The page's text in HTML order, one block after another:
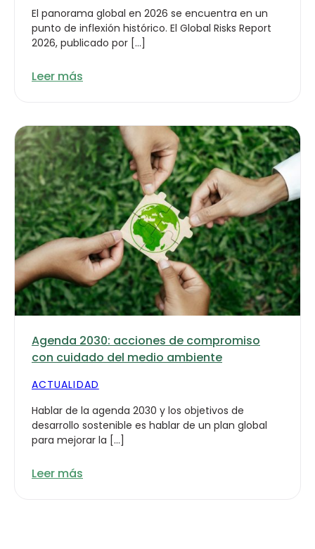
El panorama global en 2026 se encuentra en un
punto de inflexión histórico. El Global Risks Report
2026, publicado por […]
Leer más
Agenda 2030: acciones de compromiso
con cuidado del medio ambiente
ACTUALIDAD
Hablar de la agenda 2030 y los objetivos de
desarrollo sostenible es hablar de un plan global
para mejorar la […]
Leer más